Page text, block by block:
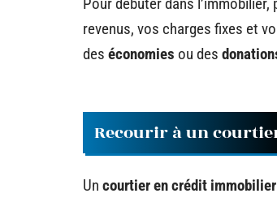
revenus, vos charges fixes et
des économies ou des
Recourir à un
Un courtier en crédit immobilier